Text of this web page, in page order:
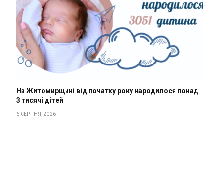
На Житомирщині від початку року народилося понад
3 тисячі дітей
6 СЕРПНЯ, 2026